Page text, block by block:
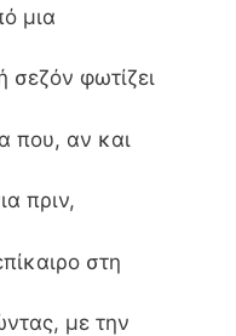
μια
σεζόν φωτίζει
που, αν και
πριν,
στη
με την